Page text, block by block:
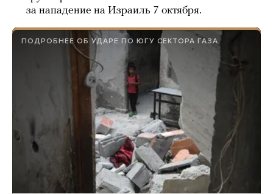
за нападение на Израиль 7 октября.
ПОДРОБНЕЕ ОБ УДАРЕ ПО ЮГУ СЕКТОРА ГАЗА